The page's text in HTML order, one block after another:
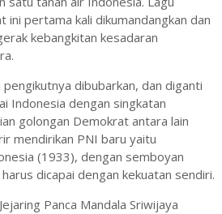
ini pertama kali dikumandangkan dan
kebangkitan kesadaran
dibubarkan, dan diganti
Indonesia dengan singkatan
golongan Demokrat antara lain
mendirikan PNI baru yaitu
(1933), dengan semboyan
dicapai dengan kekuatan sendiri.
Panca Mandala Sriwijaya